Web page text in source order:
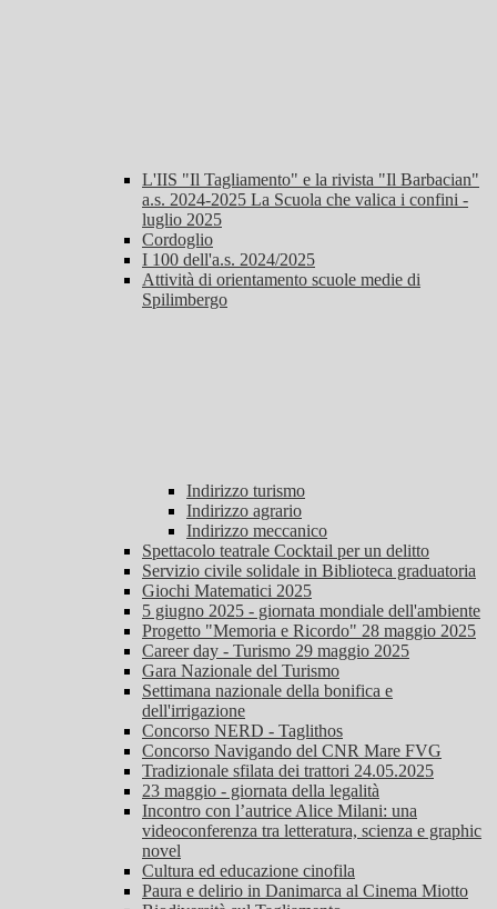
L'IIS "Il Tagliamento" e la rivista "Il Barbacian"
a.s. 2024-2025 La Scuola che valica i confini -
luglio 2025
Cordoglio
I 100 dell'a.s. 2024/2025
Attività di orientamento scuole medie di
Spilimbergo
Indirizzo turismo
Indirizzo agrario
Indirizzo meccanico
Spettacolo teatrale Cocktail per un delitto
Servizio civile solidale in Biblioteca graduatoria
Giochi Matematici 2025
5 giugno 2025 - giornata mondiale dell'ambiente
Progetto "Memoria e Ricordo" 28 maggio 2025
Career day - Turismo 29 maggio 2025
Gara Nazionale del Turismo
Settimana nazionale della bonifica e
dell'irrigazione
Concorso NERD - Taglithos
Concorso Navigando del CNR Mare FVG
Tradizionale sfilata dei trattori 24.05.2025
23 maggio - giornata della legalità
Incontro con l’autrice Alice Milani: una
videoconferenza tra letteratura, scienza e graphic
novel
Cultura ed educazione cinofila
Paura e delirio in Danimarca al Cinema Miotto